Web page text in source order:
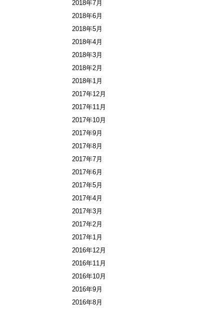
2018年7月
2018年6月
2018年5月
2018年4月
2018年3月
2018年2月
2018年1月
2017年12月
2017年11月
2017年10月
2017年9月
2017年8月
2017年7月
2017年6月
2017年5月
2017年4月
2017年3月
2017年2月
2017年1月
2016年12月
2016年11月
2016年10月
2016年9月
2016年8月